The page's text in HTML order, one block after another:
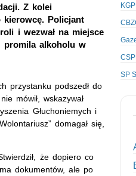
Z kolei
kierowcę. Policjant
i wezwał na miejsce
promila alkoholu w
przystanku podszedł do
mówił, wskazywał
Głuchoniemych i
domagał się,
że dopiero co
dokumentów, ale po
KGP
SP